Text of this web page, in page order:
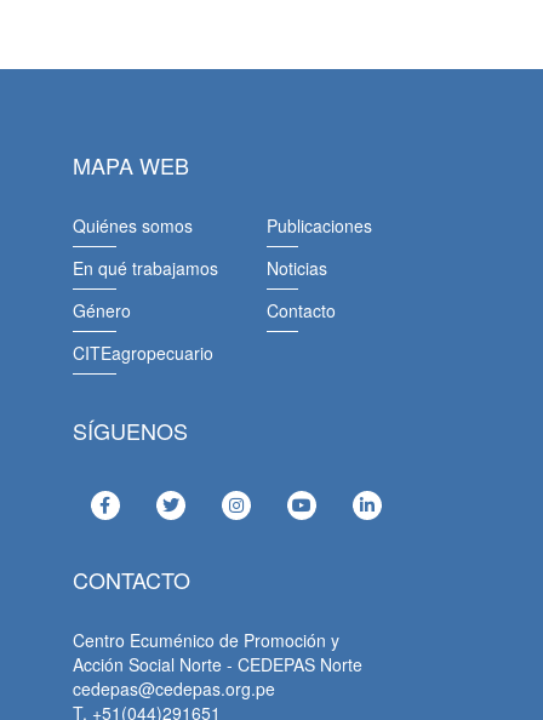
MAPA WEB
Quiénes somos
En qué trabajamos
Género
CITEagropecuario
Publicaciones
Noticias
Contacto
SÍGUENOS
CONTACTO
Centro Ecuménico de Promoción y
Acción Social Norte - CEDEPAS Norte
cedepas@cedepas.org.pe
T. +51(044)291651